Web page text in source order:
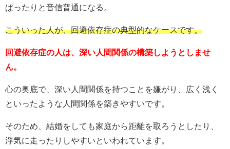
ぱったりと音信普通になる。
こういった人が、回避依存症の典型的なケースです。
回避依存症の人は、深い人間関係の構築しようとしませ
ん。
心の奥底で、深い人間関係を持つことを嫌がり、広く浅く
といったような人間関係を築きやすいです。
そのため、結婚をしても家庭から距離を取ろうとしたり、
浮気に走ったりしやすいといわれています。